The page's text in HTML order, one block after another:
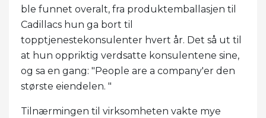
ble funnet overalt, fra produktemballasjen til
Cadillacs hun ga bort til
topptjenestekonsulenter hvert år. Det så ut til
at hun oppriktig verdsatte konsulentene sine,
og sa en gang: "People are a company'er den
største eiendelen. "
Tilnærmingen til virksomheten vakte mye